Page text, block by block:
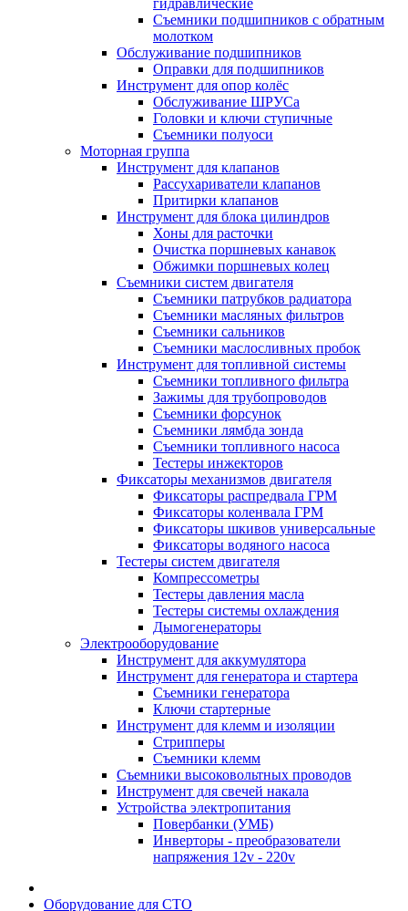
гидравлические
Съемники подшипников с обратным
молотком
Обслуживание подшипников
Оправки для подшипников
Инструмент для опор колёс
Обслуживание ШРУСа
Головки и ключи ступичные
Съемники полуоси
Моторная группа
Инструмент для клапанов
Рассухариватели клапанов
Притирки клапанов
Инструмент для блока цилиндров
Хоны для расточки
Очистка поршневых канавок
Обжимки поршневых колец
Съемники систем двигателя
Съемники патрубков радиатора
Съемники масляных фильтров
Съемники сальников
Съемники маслосливных пробок
Инструмент для топливной системы
Съемники топливного фильтра
Зажимы для трубопроводов
Съемники форсунок
Съемники лямбда зонда
Съемники топливного насоса
Тестеры инжекторов
Фиксаторы механизмов двигателя
Фиксаторы распредвала ГРМ
Фиксаторы коленвала ГРМ
Фиксаторы шкивов универсальные
Фиксаторы водяного насоса
Тестеры систем двигателя
Компрессометры
Тестеры давления масла
Тестеры системы охлаждения
Дымогенераторы
Электрооборудование
Инструмент для аккумулятора
Инструмент для генератора и стартера
Съемники генератора
Ключи стартерные
Инструмент для клемм и изоляции
Стрипперы
Съемники клемм
Съемники высоковольтных проводов
Инструмент для свечей накала
Устройства электропитания
Повербанки (УМБ)
Инверторы - преобразователи
напряжения 12v - 220v
Оборудование для СТО